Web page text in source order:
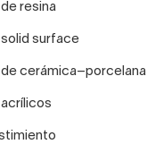
resina
surface
de cerámica–porcelana